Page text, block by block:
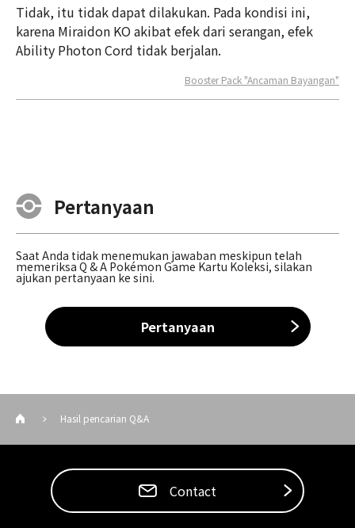
Tidak, itu tidak dapat dilakukan. Pada kondisi ini,
karena Miraidon KO akibat efek dari serangan, efek
Ability Photon Cord tidak berjalan.
Booster Pack "Ancaman Bayangan"
Pertanyaan
Saat Anda tidak menemukan jawaban meskipun telah
memeriksa Q & A Pokémon Game Kartu Koleksi, silakan
ajukan pertanyaan ke sini.
Pertanyaan
Hasil pencarian Q&A
Contact